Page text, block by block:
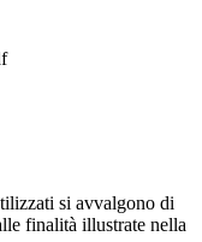
si avvalgono di
finalità illustrate nella